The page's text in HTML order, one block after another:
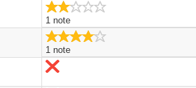
1 note
1 note
Non